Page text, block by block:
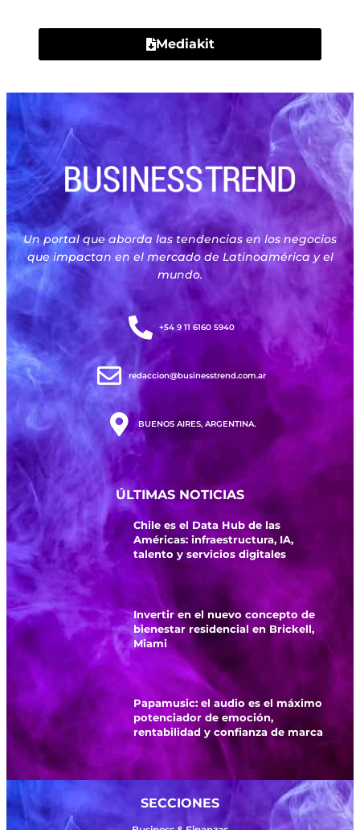
Mediakit
Un portal que aborda las tendencias en los negocios
que impactan en el mercado de Latinoamérica y el
mundo.
+54 9 11 6160 5940
redaccion@businesstrend.com.ar
BUENOS AIRES, ARGENTINA.
ÚLTIMAS NOTICIAS
Chile es el Data Hub de las
Américas: infraestructura, IA,
talento y servicios digitales
Invertir en el nuevo concepto de
bienestar residencial en Brickell,
Miami
Papamusic: el audio es el máximo
potenciador de emoción,
rentabilidad y confianza de marca
SECCIONES